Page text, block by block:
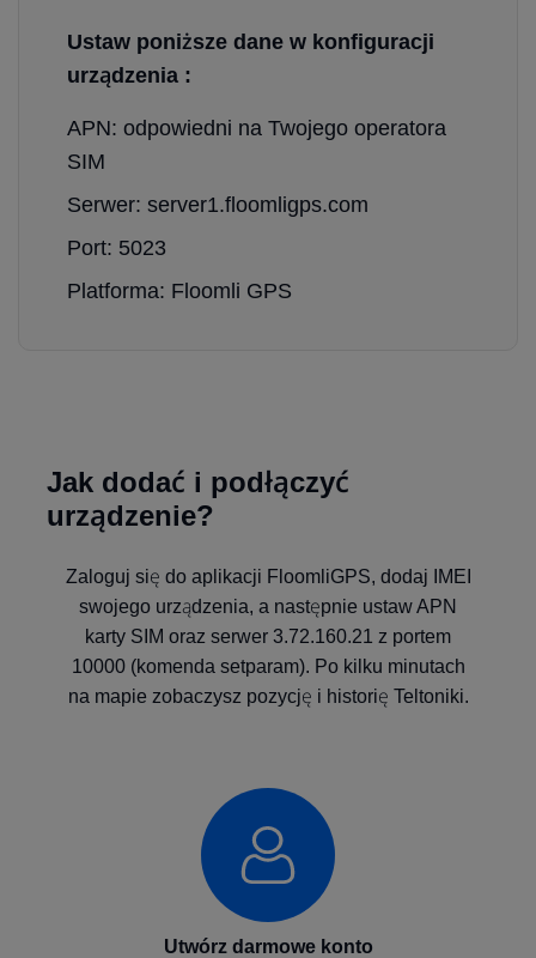
Ustaw poniższe dane w konfiguracji
urządzenia :
APN: odpowiedni na Twojego operatora
SIM
Serwer: server1.floomligps.com
Port: 5023
Platforma: Floomli GPS
Jak dodać i podłączyć
urządzenie?
Zaloguj się do aplikacji FloomliGPS, dodaj IMEI
swojego urządzenia, a następnie ustaw APN
karty SIM oraz serwer 3.72.160.21 z portem
10000 (komenda setparam). Po kilku minutach
na mapie zobaczysz pozycję i historię Teltoniki.
Utwórz darmowe konto